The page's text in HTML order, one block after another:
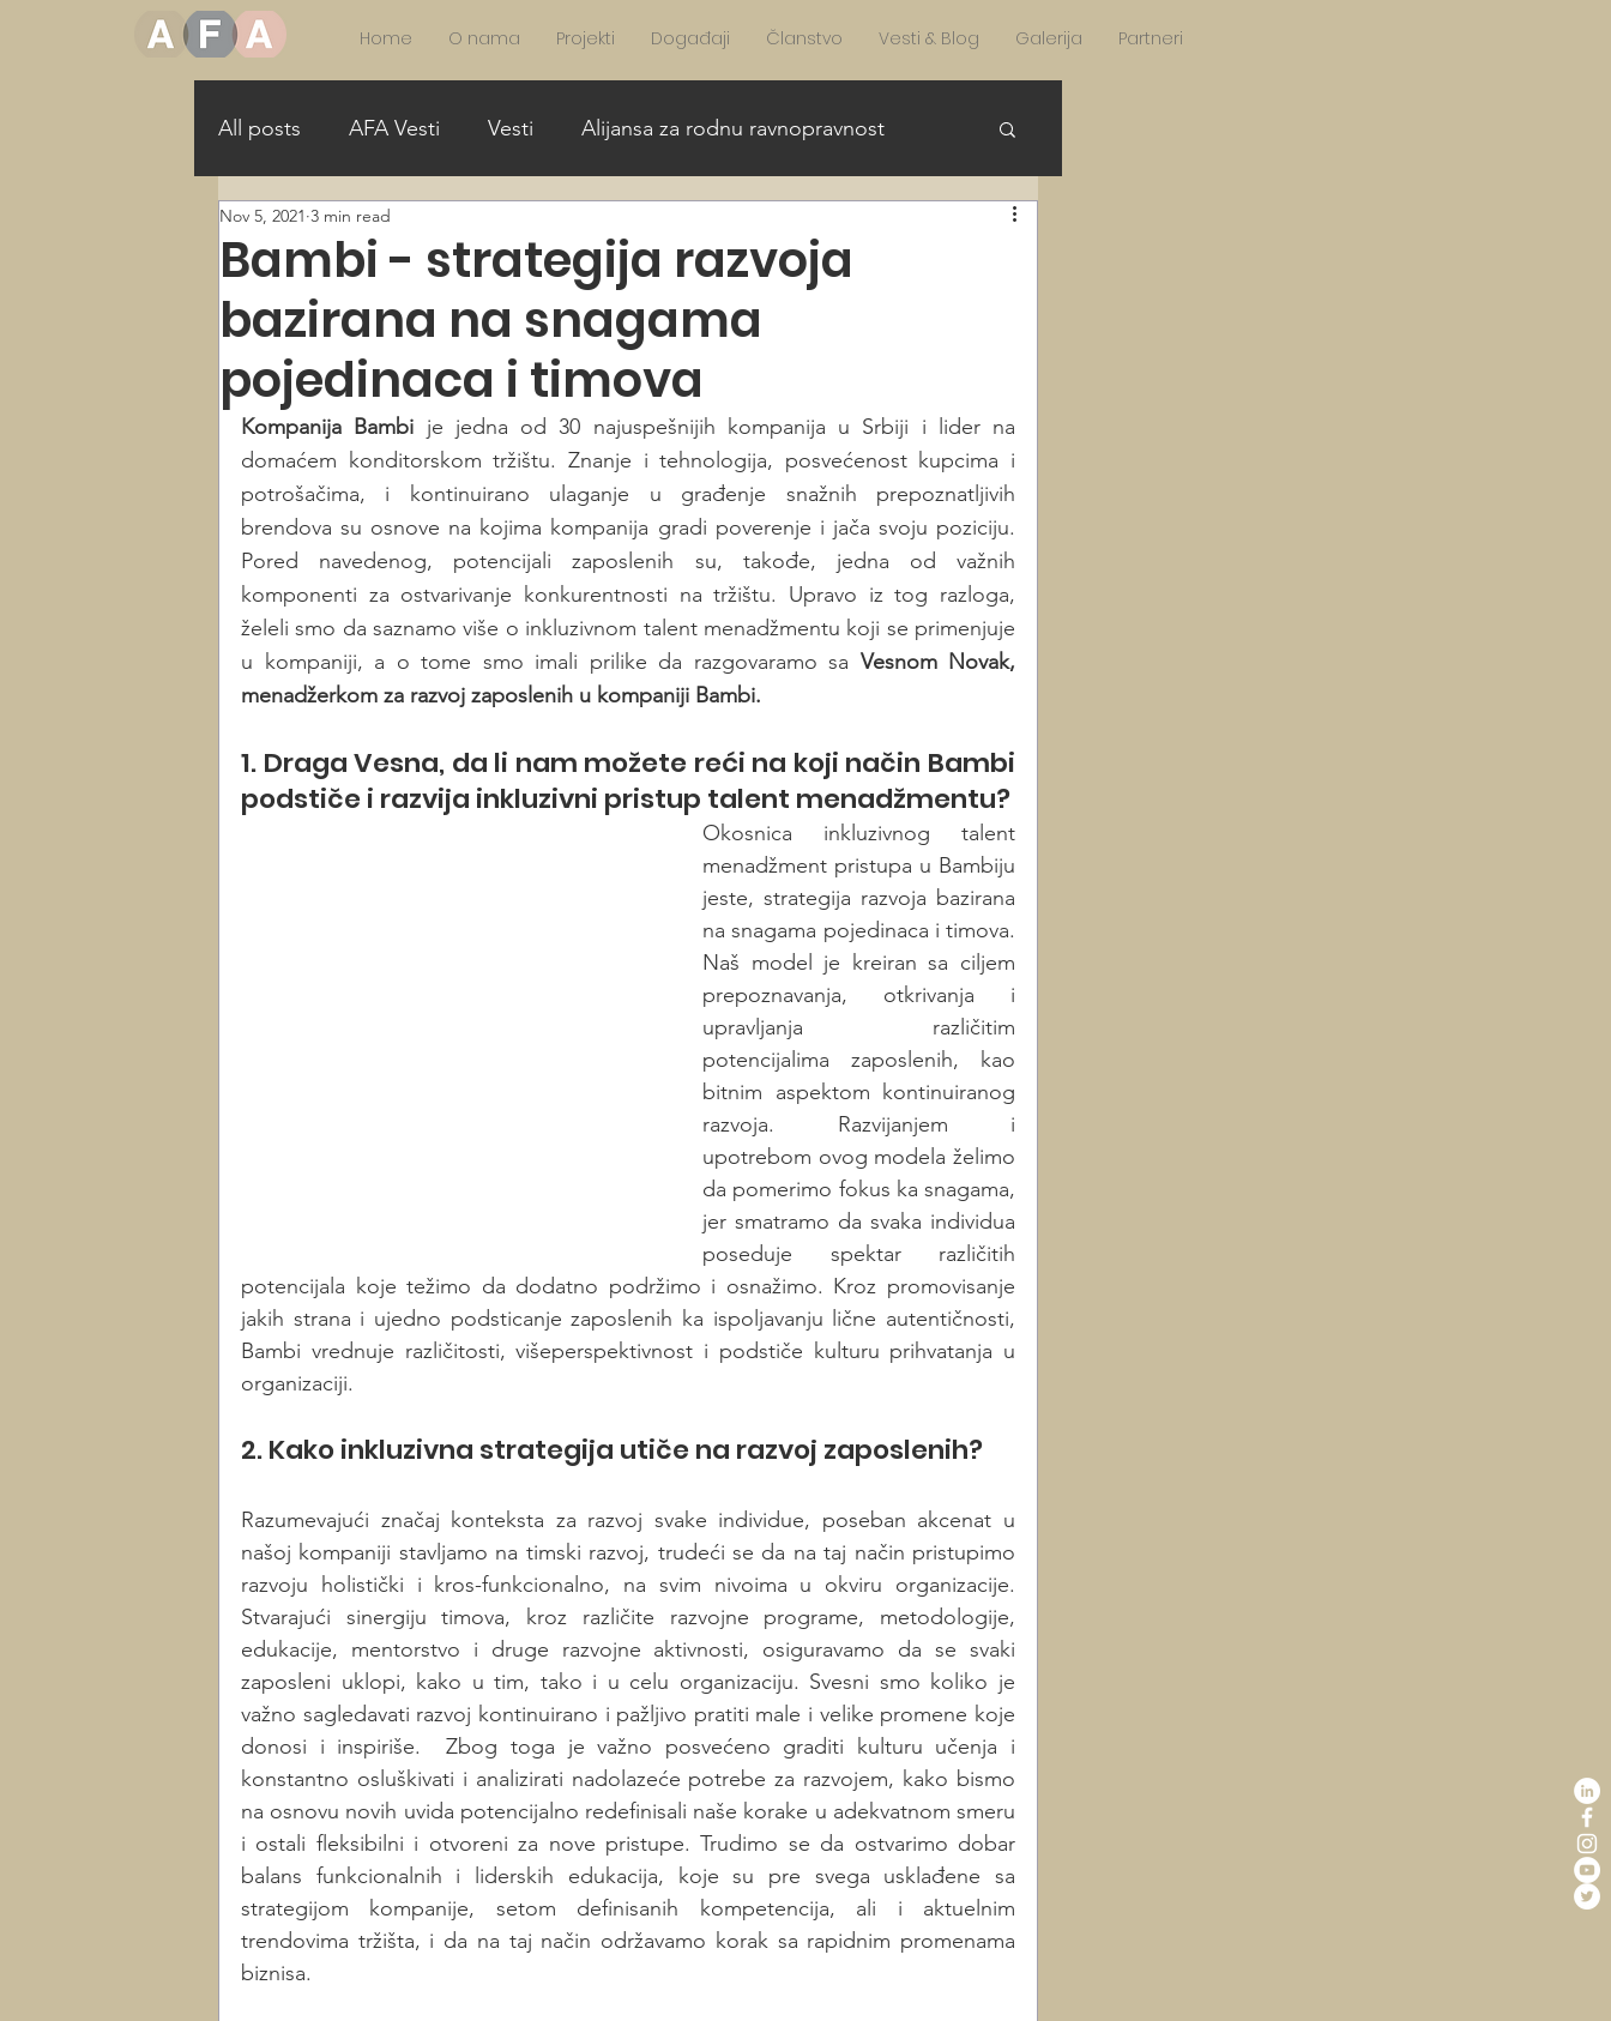
Home O nama Projekti Događaji Članstvo Vesti & Blog Galerija Partneri
All posts AFA Vesti Vesti Alijansa za rodnu ravnopravnost
More Girls in STEAM
Allance for Gender Equality AFA news English
Bambi - strategija razvoja
bazirana na snagama
pojedinaca i timova
Nov 5, 2021 3 min read
Kompanija Bambi je jedna od 30 najuspešnijih kompanija u Srbiji i lider na
domaćem konditorskom tržištu. Znanje i tehnologija, posvećenost kupcima i
potrošačima, i kontinuirano ulaganje u građenje snažnih prepoznatljivih
brendova su osnove na kojima kompanija gradi poverenje i jača svoju poziciju.
Pored navedenog, potencijali zaposlenih su, takođe, jedna od važnih
komponenti za ostvarivanje konkurentnosti na tržištu. Upravo iz tog razloga,
želeli smo da saznamo više o inkluzivnom talent menadžmentu koji se primenjuje
u kompaniji, a o tome smo imali prilike da razgovaramo sa Vesnom Novak,
menadžerkom za razvoj zaposlenih u kompaniji Bambi.
1. Draga Vesna, da li nam možete reći na koji način Bambi
Okosnica inkluzivnog talent
menadžment pristupa u Bambiju
jeste, strategija razvoja bazirana
na snagama pojedinaca i timova.
Naš model je kreiran sa ciljem
prepoznavanja, otkrivanja i
upravljanja različitim
potencijalima zaposlenih, kao
bitnim aspektom kontinuiranog
razvoja. Razvijanjem i
upotrebom ovog modela želimo
da pomerimo fokus ka snagama,
jer smatramo da svaka individua
poseduje spektar različitih
potencijala koje težimo da dodatno podržimo i osnažimo. Kroz promovisanje
jakih strana i ujedno podsticanje zaposlenih ka ispoljavanju lične autentičnosti,
Bambi vrednuje različitosti, višeperspektivnost i podstiče kulturu prihvatanja u
organizaciji.
2. Kako inkluzivna strategija utiče na razvoj zaposlenih?
Razumevajući značaj konteksta za razvoj svake individue, poseban akcenat u
našoj kompaniji stavljamo na timski razvoj, trudeći se da na taj način pristupimo
razvoju holistički i kros-funkcionalno, na svim nivoima u okviru organizacije.
Stvarajući sinergiju timova, kroz različite razvojne programe, metodologije,
edukacije, mentorstvo i druge razvojne aktivnosti, osiguravamo da se svaki
zaposleni uklopi, kako u tim, tako i u celu organizaciju. Svesni smo koliko je
važno sagledavati razvoj kontinuirano i pažljivo pratiti male i velike promene koje
donosi i inspiriše.  Zbog toga je važno posvećeno graditi kulturu učenja i
konstantno osluškivati i analizirati nadolazeće potrebe za razvojem, kako bismo
na osnovu novih uvida potencijalno redefinisali naše korake u adekvatnom smeru
i ostali fleksibilni i otvoreni za nove pristupe. Trudimo se da ostvarimo dobar
balans funkcionalnih i liderskih edukacija, koje su pre svega usklađene sa
strategijom kompanije, setom definisanih kompetencija, ali i aktuelnim
trendovima tržišta, i da na taj način održavamo korak sa rapidnim promenama
biznisa.